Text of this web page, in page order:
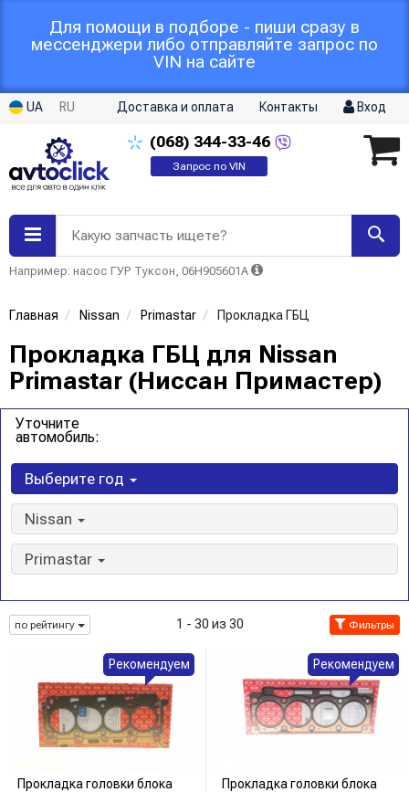
Для помощи в подборе - пиши сразу в
мессенджери либо отправляйте запрос по
VIN на сайте
UA RU Доставка и оплата Контакты Вход
(068) 344-33-46
Запрос по VIN
Какую запчасть ищете?
Например: насос ГУР Туксон, 06H905601A
Главная Nissan Primastar Прокладка ГБЦ
Прокладка ГБЦ для Nissan
Primastar (Ниссан Примастер)
Уточните
автомобиль:
Выберите год
Nissan
Primastar
по рейтингу 1 - 30 из 30 Фильтры
Прокладка головки блока
Рекомендуем
Прокладка головки блока
Рекомендуем